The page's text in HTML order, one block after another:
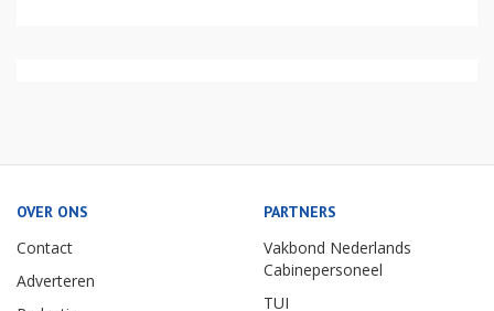
OVER ONS
Contact
Adverteren
PARTNERS
Vakbond Nederlands
Cabinepersoneel
TUI